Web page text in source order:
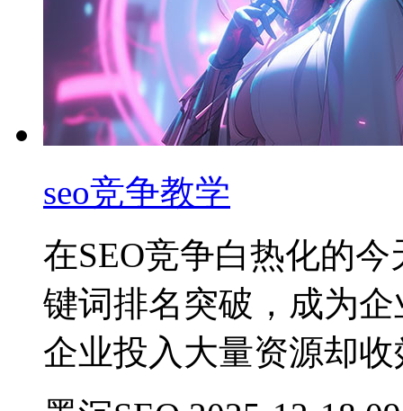
seo竞争教学
在SEO竞争白热化的
键词排名突破，成为
企业投入大量资源却